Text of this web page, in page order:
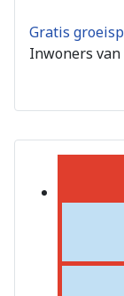
Gratis
Inwoners